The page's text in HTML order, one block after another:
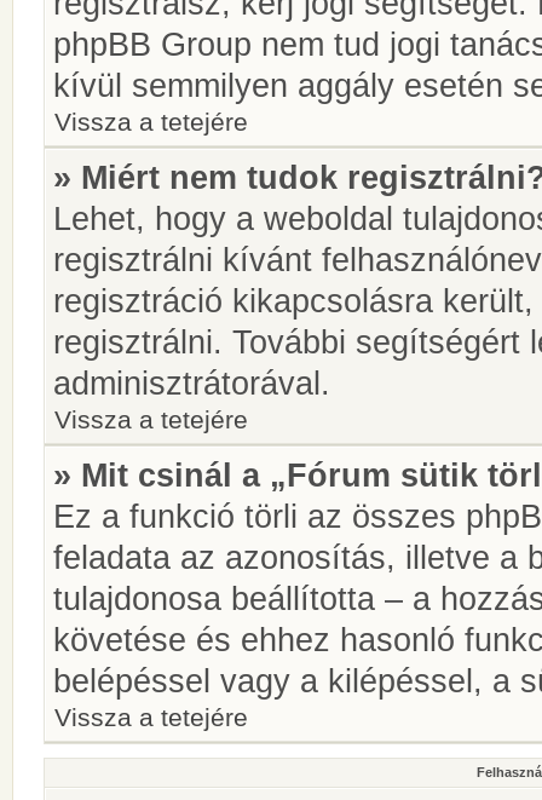
phpBB Group nem tud jogi
kívül semmilyen aggály esetén
Vissza a tetejére
» Miért nem tudok
Lehet, hogy a weboldal
regisztrálni kívánt
regisztráció kikapcsolásra
regisztrálni. További segítségért
adminisztrátorával.
Vissza a tetejére
» Mit csinál a „Fórum sütik
Ez a funkció törli az összes
feladata az azonosítás, illetve a
tulajdonosa beállította – a
követése és ehhez hasonló
belépéssel vagy a kilépéssel, a
Vissza a tetejére